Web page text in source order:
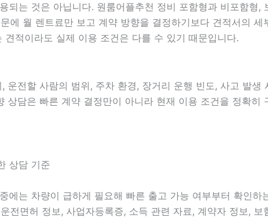
되는 것은 아닙니다. 원룸어플추천 정비 포함형과 비포함형
에 월 렌트료만 보고 계약 방향을 결정하기보다 견적서의
적이라도 실제 이용 조건은 다를 수 있기 때문입니다.
전할 사람의 범위, 주차 환경, 장거리 운행 빈도, 사고 발
담은 빠른 계약 결정만이 아니라 현재 이용 조건을 정확히
상담 기준
는 차량이 급하게 필요해 빠른 출고 가능 여부부터 확인
면허 정보, 사업자등록증, 소득 관련 자료, 계약자 정보,